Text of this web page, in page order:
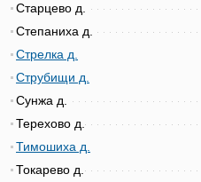
Старцево д.
Степаниха д.
Стрелка д.
Струбищи д.
Сунжа д.
Терехово д.
Тимошиха д.
Токарево д.